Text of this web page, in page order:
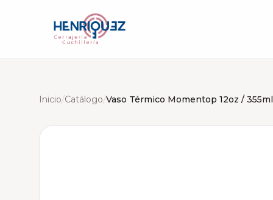
Inicio/Catálogo/Vaso Térmico Momentop 12oz / 355ml